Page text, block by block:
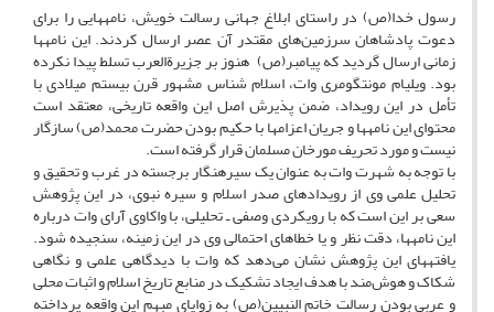
رسول خدا(ص) در راستای ابلاغ جهانی رسالت خویش، نامه­هایی را برای
دعوت پادشاهان سرزمین‌های مقتدر آن عصر ارسال کردند. این­ نامه­ها
زمانی ارسال گردید که پیامبر(ص) هنوز بر جزیرةالعرب تسلط پیدا نکرده
بود. ویلیام مونتگومری وات، اسلام شناس مشهور قرن بیستم میلادی با
تأمل در این رویداد، ضمن پذیرش اصل این واقعه تاریخی، معتقد است
محتوای این نامه­ها و جریان اعزام­ها با حکیم بودن حضرت محمد(ص) سازگار
نیست و مورد تحریف مورخان مسلمان قرار گرفته است.
با توجه به شهرت وات به عنوان یک سیره­نگار برجسته در غرب و تحقیق و
تحلیل علمی وی از رویدادهای صدر اسلام و سیره نبوی، در این پژوهش
سعی بر این است که با رویکردی وصفی ـ تحلیلی، با واکاوی آرای وات درباره
این نامه­ها، دقت نظر و یا خطاهای احتمالی وی در این زمینه، سنجیده شود.
یافته­های این پژوهش نشان می‌دهد که وات با دیدگاهی علمی و نگاهی
شکاک و هوش‌مند با هدف ایجاد تشکیک در منابع تاریخ اسلام و اثبات محلی
و عربی بودن رسالت خاتم النبیین(ص)به زوایای مبهم این واقعه پرداخته